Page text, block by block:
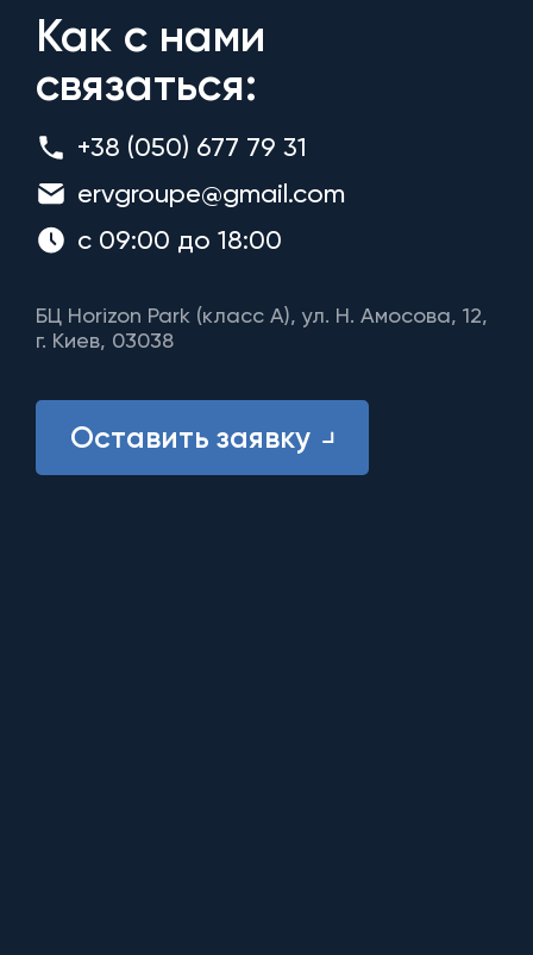
Как с нами
связаться:
+38 (050) 677 79 31
ervgroupe@gmail.com
с 09:00 до 18:00
БЦ Horizon Park (класс A), ул. Н. Амосова, 12,
г. Киев, 03038
Оставить заявку